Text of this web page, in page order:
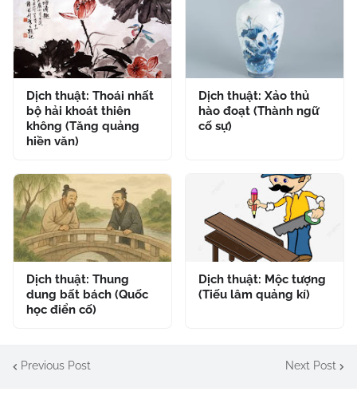
Dịch thuật: Thoái nhất
bộ hải khoát thiên
không (Tăng quảng
hiền văn)
Dịch thuật: Xảo thủ
hào đoạt (Thành ngữ
cố sự)
Dịch thuật: Thung
dung bất bách (Quốc
học điển cố)
Dịch thuật: Mộc tượng
(Tiếu lâm quảng kí)
Previous Post Next Post